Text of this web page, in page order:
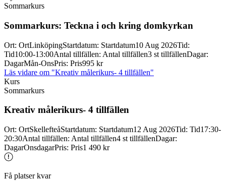
Sommarkurs
Sommarkurs: Teckna i och kring domkyrkan
Ort: OrtLinköpingStartdatum: Startdatum10 Aug 2026Tid:
Tid10:00-13:00Antal tillfällen: Antal tillfällen3 st tillfällenDagar:
DagarMån-OnsPris: Pris995 kr
Läs vidare om "Kreativ målerikurs- 4 tillfällen"
Kurs
Sommarkurs
Kreativ målerikurs- 4 tillfällen
Ort: OrtSkellefteåStartdatum: Startdatum12 Aug 2026Tid: Tid17:30-
20:30Antal tillfällen: Antal tillfällen4 st tillfällenDagar:
DagarOnsdagarPris: Pris1 490 kr
Få platser kvar